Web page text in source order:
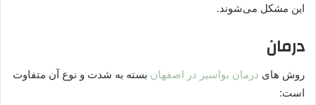
این مشکل می‌شوند.
درمان
روش‌ های درمان بواسیر در اصفهان بسته به شدت و نوع آن متفاوت
است: